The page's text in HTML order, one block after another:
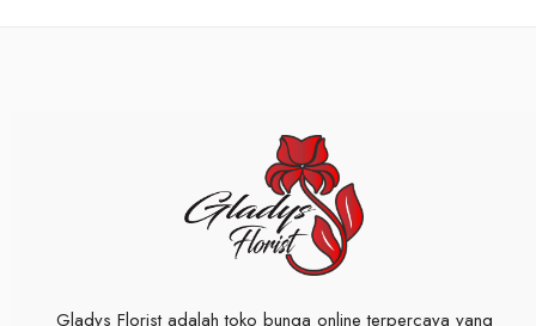
Gladys Florist adalah toko bunga online terpercaya yang